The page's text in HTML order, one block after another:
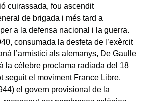
cuirassada, fou ascendit
de brigada i més tard a
a la defensa nacional i la guerra.
consumada la desfeta de l’exèrcit
l’armistici als alemanys, De Gaulle
la cèlebre proclama radiada del 18
seguit el moviment France Libre.
el govern provisional de la